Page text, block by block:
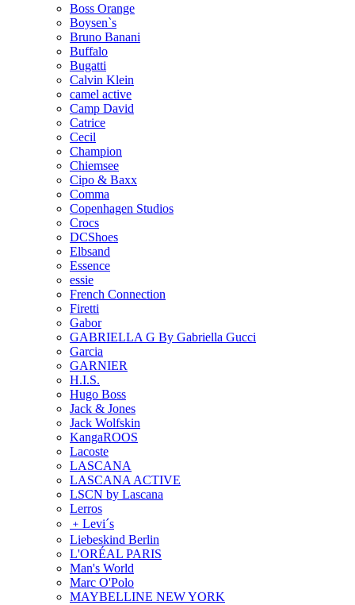
Boss Orange
Boysen`s
Bruno Banani
Buffalo
Bugatti
Calvin Klein
camel active
Camp David
Catrice
Cecil
Champion
Chiemsee
Cipo & Baxx
Comma
Copenhagen Studios
Crocs
DCShoes
Elbsand
Essence
essie
French Connection
Firetti
Gabor
GABRIELLA G By Gabriella Gucci
Garcia
GARNIER
H.I.S.
Hugo Boss
Jack & Jones
Jack Wolfskin
KangaROOS
Lacoste
LASCANA
LASCANA ACTIVE
LSCN by Lascana
Lerros
﹢ Levi´s
Liebeskind Berlin
L'ORÉAL PARIS
Man's World
Marc O'Polo
MAYBELLINE NEW YORK